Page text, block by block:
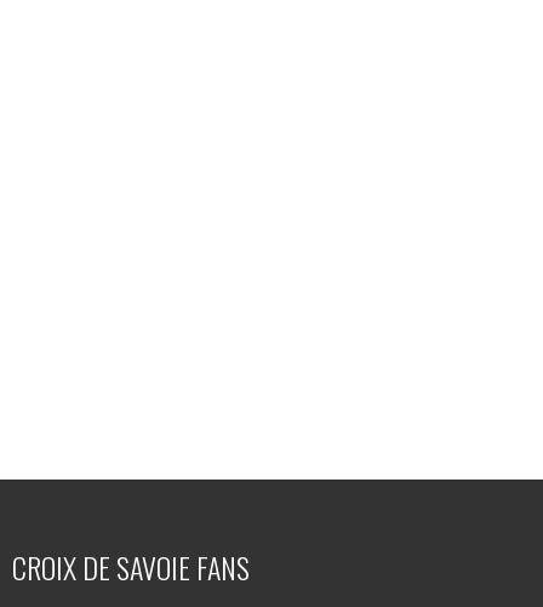
CROIX DE SAVOIE FANS